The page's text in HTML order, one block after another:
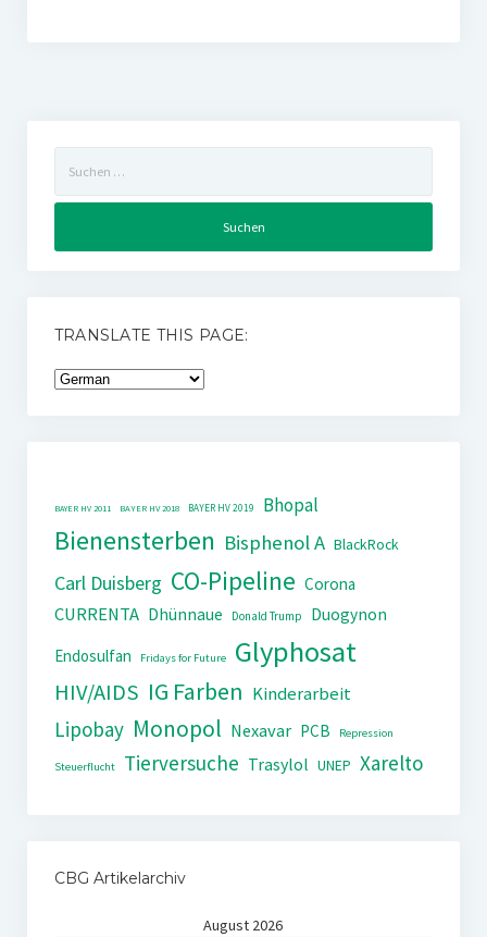
nach:
TRANSLATE THIS PAGE:
BAYER HV 2011 BAYER HV 2018 BAYER HV 2019 Bhopal
Bienensterben Bisphenol A BlackRock
Carl Duisberg CO-Pipeline Corona
CURRENTA Dhünnaue Donald Trump
Duogynon
Endosulfan
Fridays for Future Glyphosat
HIV/AIDS IG Farben Kinderarbeit
Lipobay Monopol Nexavar PCB Repression
Steuerflucht Tierversuche Trasylol UNEP Xarelto
CBG Artikelarchiv
August 2026